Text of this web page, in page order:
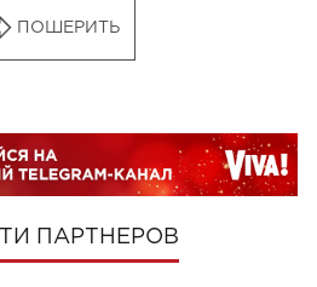
ПОШЕРИТЬ
ПАРТНЕРОВ